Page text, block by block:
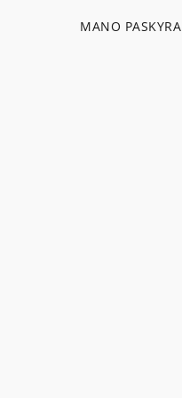
MANO PASKYRA